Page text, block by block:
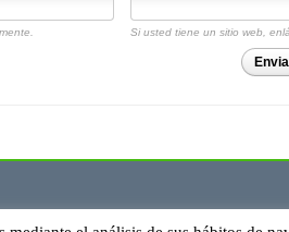
Si usted tiene un sitio web,